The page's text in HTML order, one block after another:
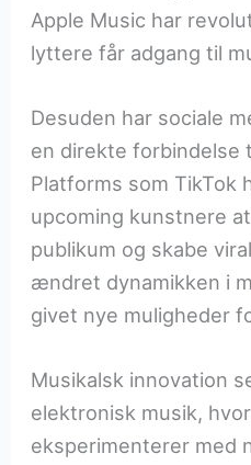
Apple Music har
lyttere får adgang til
Desuden har sociale
en direkte forbindelse
Platforms som TikTok
upcoming kunstnere
publikum og skabe
ændret dynamikken i
givet nye muligheder
Musikalsk innovation
elektronisk musik,
eksperimenterer med